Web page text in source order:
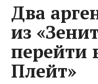
Два
из
перейти
Плейт»